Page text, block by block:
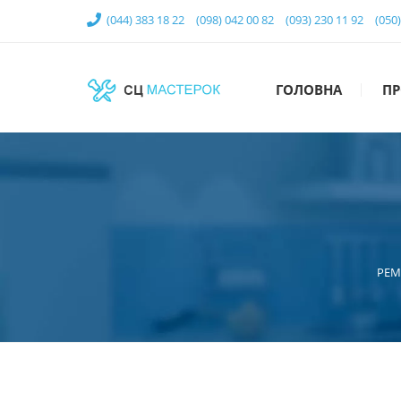
(044) 383 18 22 (098) 042 00 82 (093) 230 11 92
ГОЛОВНА